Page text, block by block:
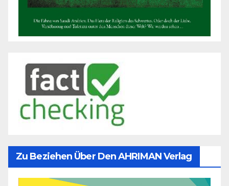
Zu Beziehen Über Den AHRIMAN Verlag